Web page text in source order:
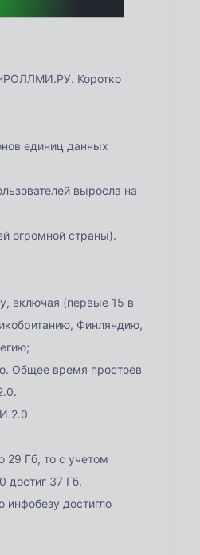
Коротко
единиц данных
выросла на
огромной страны).
включая (первые 15 в
Финляндию,
Общее время простоев
2.0
Гб, то с учетом
достиг 37 Гб.
достигло